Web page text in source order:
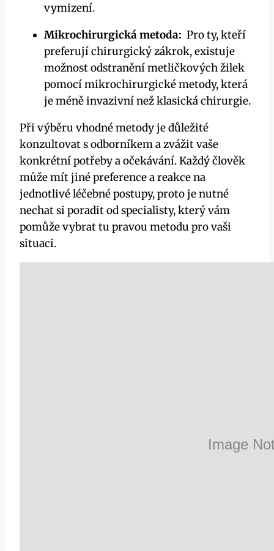
vymizení.
Mikrochirurgická metoda: ⁣ Pro ty, kteří
preferují chirurgický zákrok, existuje
možnost odstranění metličkových​ žilek
⁤pomocí mikrochirurgické metody, ⁤která
je méně‌ invazivní než ⁣klasická chirurgie.
Při výběru‍ vhodné metody je důležité
konzultovat s⁣ odborníkem a zvážit vaše
konkrétní potřeby a očekávání. Každý člověk
může mít jiné preference a reakce na
jednotlivé léčebné postupy, proto je nutné
⁢nechat si poradit od specialisty, který vám
pomůže vybrat tu pravou metodu pro vaši
situaci.